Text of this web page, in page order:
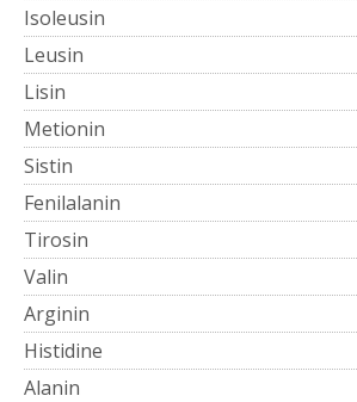
Isoleusin
Leusin
Lisin
Metionin
Sistin
Fenilalanin
Tirosin
Valin
Arginin
Histidine
Alanin